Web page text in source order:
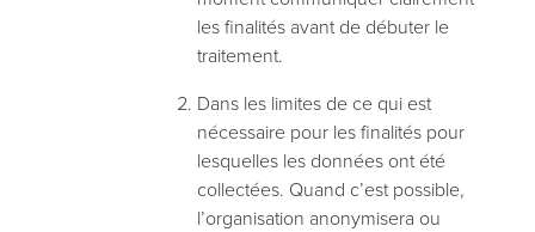
les finalités avant de débuter le
traitement.
Dans les limites de ce qui est
nécessaire pour les finalités pour
lesquelles les données ont été
collectées. Quand c’est possible,
l’organisation anonymisera ou